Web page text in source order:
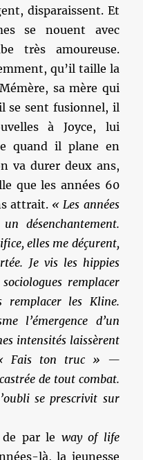
disparaissent. Et
se nouent avec
très amoureuse.
qu’il taille la
sa mère qui
se sent fusionnel, il
à Joyce, lui
quand il plane en
va durer deux ans,
que les années 60
attrait. « Les années
désenchantement.
elles me déçurent,
Je vis les hippies
remplacer
remplacer les Kline.
l’émergence d’un
intensités laissèrent
« Fais ton truc » —
de tout combat.
se prescrivit sur
par le way of life
là, la jeunesse